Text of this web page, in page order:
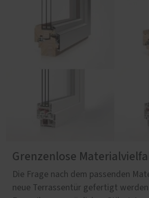
Grenzenlose
Die Frage nach dem passenden
neue Terrassentür gefertigt